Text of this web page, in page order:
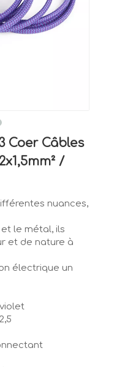
Coer Câbles
/
nuances,
le métal, ils
et de nature à
électrique un